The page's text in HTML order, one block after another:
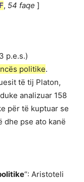
, 54 faqe ]
p.e.s.)
politike.
të tij Platon,
analizuar 158
për të kuptuar se
pse ato kanë
“: Aristoteli